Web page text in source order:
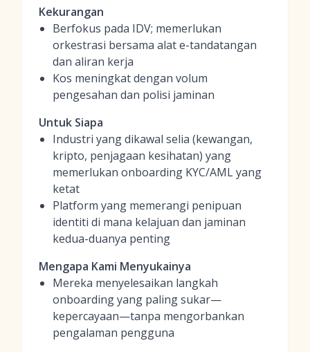
Kekurangan
Berfokus pada IDV; memerlukan
orkestrasi bersama alat e-tandatangan
dan aliran kerja
Kos meningkat dengan volum
pengesahan dan polisi jaminan
Untuk Siapa
Industri yang dikawal selia (kewangan,
kripto, penjagaan kesihatan) yang
memerlukan onboarding KYC/AML yang
ketat
Platform yang memerangi penipuan
identiti di mana kelajuan dan jaminan
kedua-duanya penting
Mengapa Kami Menyukainya
Mereka menyelesaikan langkah
onboarding yang paling sukar—
kepercayaan—tanpa mengorbankan
pengalaman pengguna